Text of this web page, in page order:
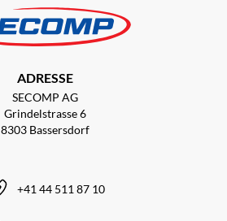
ADRESSE
SECOMP AG
Grindelstrasse 6
8303 Bassersdorf
+41 44 511 87 10